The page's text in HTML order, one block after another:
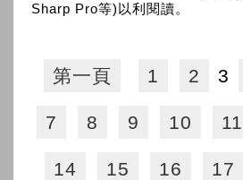
Sharp Pro等)以利閱讀。
第一頁 1 2 3
7 8 9 10 11
14 15 16 17